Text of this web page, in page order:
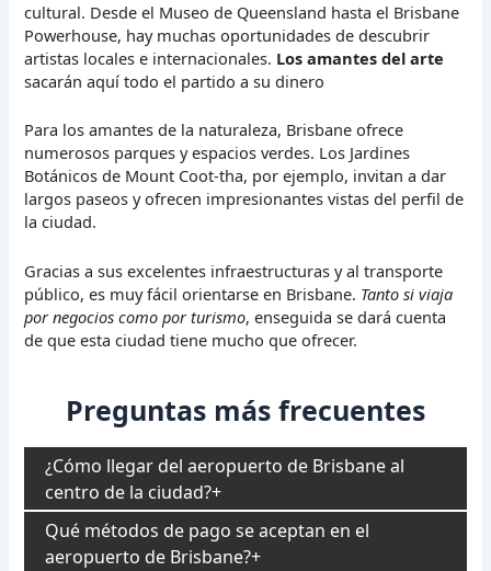
cultural. Desde el Museo de Queensland hasta el Brisbane
Powerhouse, hay muchas oportunidades de descubrir
artistas locales e internacionales. Los amantes del arte
sacarán aquí todo el partido a su dinero
Para los amantes de la naturaleza, Brisbane ofrece
numerosos parques y espacios verdes. Los Jardines
Botánicos de Mount Coot-tha, por ejemplo, invitan a dar
largos paseos y ofrecen impresionantes vistas del perfil de
la ciudad.
Gracias a sus excelentes infraestructuras y al transporte
público, es muy fácil orientarse en Brisbane. Tanto si viaja
por negocios como por turismo, enseguida se dará cuenta
de que esta ciudad tiene mucho que ofrecer.
Preguntas más frecuentes
¿Cómo llegar del aeropuerto de Brisbane al
centro de la ciudad?
Qué métodos de pago se aceptan en el
aeropuerto de Brisbane?